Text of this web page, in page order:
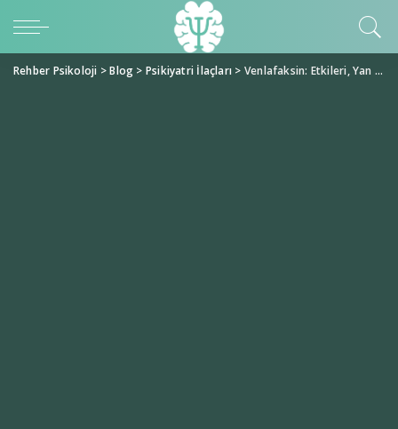
Rehber Psikoloji >Blog > Psikiyatri İlaçları > Venlafaksin: Etkileri, Yan Etkileri ve Kullanım Rehberi